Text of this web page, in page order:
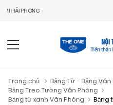
Trang chủ
Bảng Từ - Bảng
Bảng Treo Tường Văn Phòng
Bảng từ xanh Văn Phòng
Bảng